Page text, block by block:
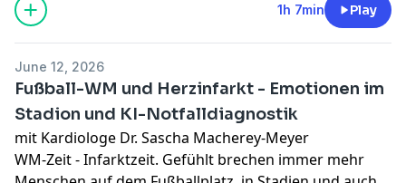
1h 7min Play
June 12, 2026
Fußball-WM und Herzinfarkt - Emotionen im
Stadion und KI-Notfalldiagnostik
mit Kardiologe Dr. Sascha Macherey-Meyer
WM-Zeit - Infarktzeit. Gefühlt brechen immer mehr